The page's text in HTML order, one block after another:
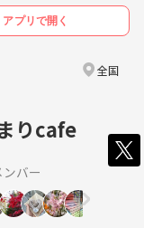
アプリで開く
全国
りcafe
バー